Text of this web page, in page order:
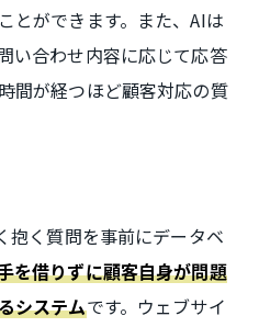
とができます。また、AIは
い合わせ内容に応じて応答
間が経つほど顧客対応の質
抱く質問を事前にデータベ
を借りずに顧客自身が問題
システムです。ウェブサイ